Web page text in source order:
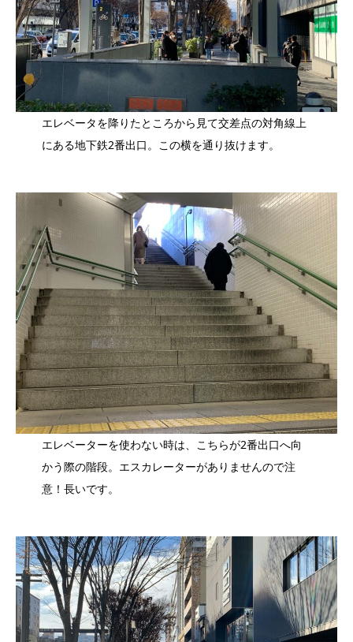
エレベータを降りたところから見て交差点の対角線上
にある地下鉄2番出口。この横を通り抜けます。
エレベーターを使わない時は、こちらが2番出口へ向
かう際の階段。エスカレーターがありませんので注
意！⻑いです。